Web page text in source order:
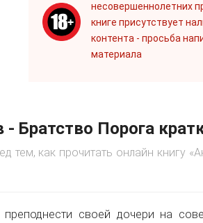
несовершеннолетних
книге присутствует
контента - просьба
материала
- Братство Порога
тем, как прочитать онлайн книгу
своей дочери на